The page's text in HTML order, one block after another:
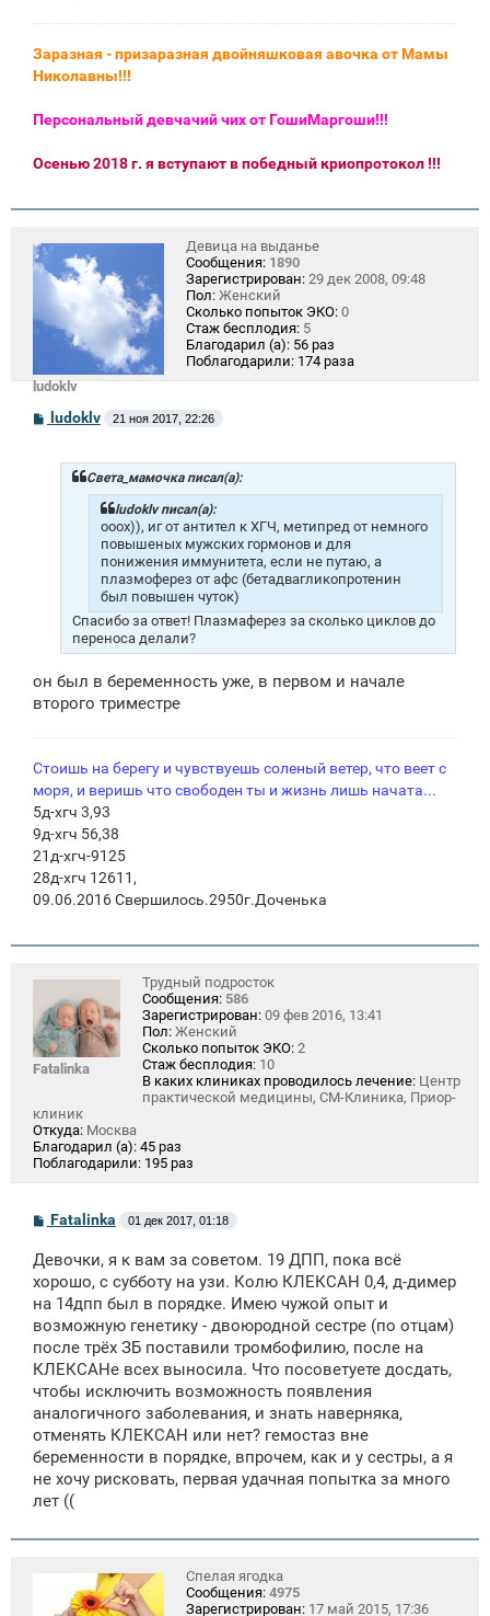
Заразная - призаразная двойняшковая авочка от Мамы
Николавны!!!
Персональный девчачий чих от ГошиМаргоши!!!
Осенью 2018 г. я вступают в победный криопротокол !!!
ludoklv
Девица на выданье
Сообщения: 1890
Зарегистрирован: 29 дек 2008, 09:48
Пол: Женский
Сколько попыток ЭКО: 0
Стаж бесплодия: 5
Благодарил (а): 56 раз
Поблагодарили: 174 раза
С
о
ludoklv 21 ноя 2017, 22:26
Света_мамочка писал(а):
ludoklv писал(а):
ооох)), иг от антител к ХГЧ, метипред от немного
повышеных мужских гормонов и для
понижения иммунитета, если не путаю, а
плазмоферез от афс (бетадвагликопротенин
был повышен чуток)
Спасибо за ответ! Плазмаферез за сколько циклов до
переноса делали?
он был в беременность уже, в первом и начале
второго триместре
Стоишь на берегу и чувствуешь соленый ветер, что веет с
моря, и веришь что свободен ты и жизнь лишь начата...
5д-хгч 3,93
9д-хгч 56,38
21д-хгч-9125
28д-хгч 12611,
09.06.2016 Свершилось.2950г.Доченька
Fatalinka
Трудный подросток
Сообщения: 586
Зарегистрирован: 09 фев 2016, 13:41
Пол: Женский
Сколько попыток ЭКО: 2
Стаж бесплодия: 10
В каких клиниках проводилось лечение: Центр
практической медицины, СМ-Клиника, Приор-
клиник
Откуда: Москва
Благодарил (а): 45 раз
Поблагодарили: 195 раз
С
о
б
щ
е
н
и
Fatalinka 01 дек 2017, 01:18
Девочки, я к вам за советом. 19 ДПП, пока всё
хорошо, с субботу на узи. Колю КЛЕКСАН 0,4, д-димер
на 14дпп был в порядке. Имею чужой опыт и
возможную генетику - двоюродной сестре (по отцам)
после трёх ЗБ поставили тромбофилию, после на
КЛЕКСАНе всех выносила. Что посоветуете досдать,
чтобы исключить возможность появления
аналогичного заболевания, и знать наверняка,
отменять КЛЕКСАН или нет? гемостаз вне
беременности в порядке, впрочем, как и у сестры, а я
не хочу рисковать, первая удачная попытка за много
лет ((
Спелая ягодка
Сообщения: 4975
Зарегистрирован: 17 май 2015, 17:36